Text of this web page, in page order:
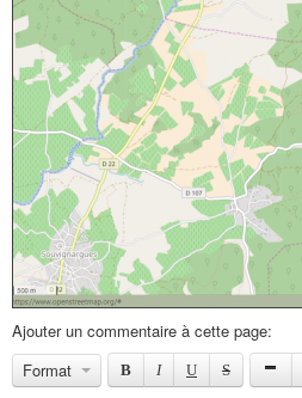
Ajouter un commentaire à cette page:
Format
B I U S